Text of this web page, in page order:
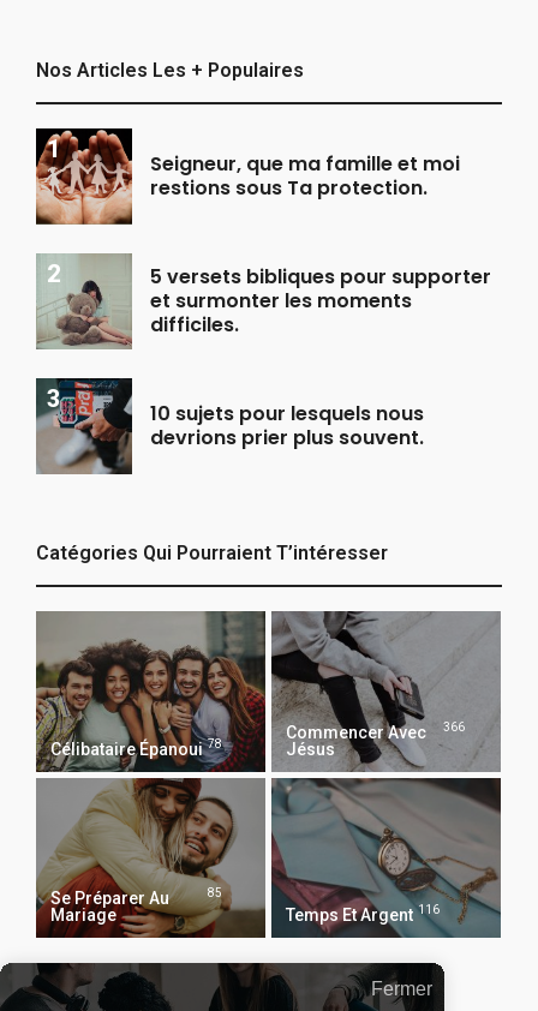
Nos Articles Les + Populaires
Seigneur, que ma famille et moi
restions sous Ta protection.
5 versets bibliques pour supporter
et surmonter les moments
difficiles.
10 sujets pour lesquels nous
devrions prier plus souvent.
Catégories Qui Pourraient T’intéresser
Célibataire Épanoui 78
Commencer Avec
Jésus
366
Se Préparer Au
Mariage
85
Temps Et Argent 116
Fermer